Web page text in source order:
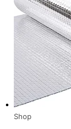
Shop